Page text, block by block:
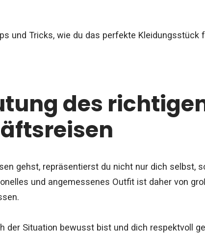
und Tricks, wie du das perfekte Kleidungsstück
des
gehst, repräsentierst du nicht nur dich selbst,
und angemessenes Outfit ist daher von
der Situation bewusst bist und dich respektvoll